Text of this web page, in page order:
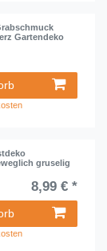
Gartendeko
gruselig
8,99 € *